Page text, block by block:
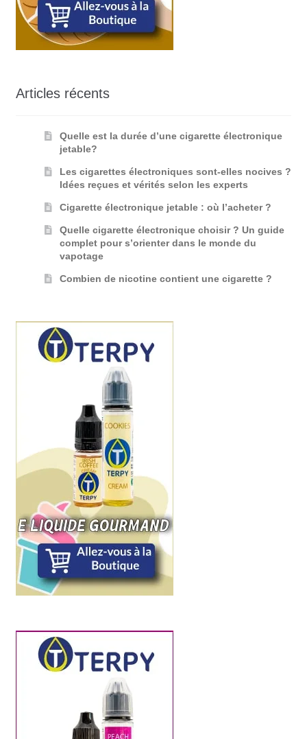
Articles récents
Quelle est la durée d’une cigarette électronique
jetable?
Les cigarettes électroniques sont-elles nocives ?
Idées reçues et vérités selon les experts
Cigarette électronique jetable : où l’acheter ?
Quelle cigarette électronique choisir ? Un guide
complet pour s’orienter dans le monde du
vapotage
Combien de nicotine contient une cigarette ?